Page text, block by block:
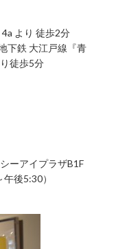
より 徒歩2分
下鉄 大江戸線『青
徒歩5分
ーアイプラザB1F
後5:30）